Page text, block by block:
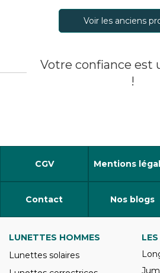
Voir les anciens
Votre confiance est
!
CGV Mentions
Contact Nos blogs
LUNETTES HOMMES
Lunettes solaires